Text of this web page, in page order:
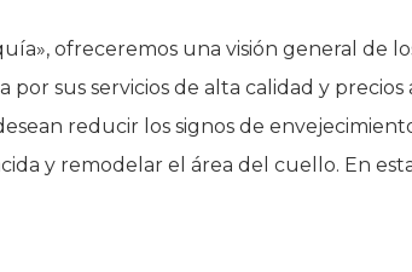
ofreceremos una visión general de
sus servicios de alta calidad y
reducir los signos de
y remodelar el área del cuello. En